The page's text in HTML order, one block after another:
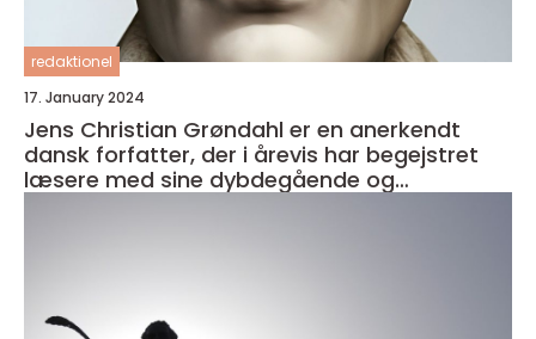
redaktionel
17. January 2024
Jens Christian Grøndahl er en anerkendt
dansk forfatter, der i årevis har begejstret
læsere med sine dybdegående og